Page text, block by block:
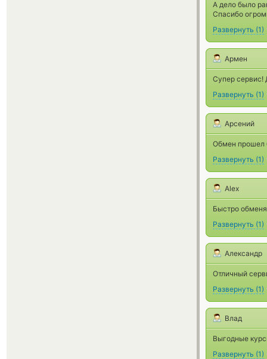
А дело было
Спасибо
Развернуть (1)
Армен
Супер сервис!
Развернуть (1)
Арсений
Обмен прошел
Развернуть (1)
Alex
Быстро
Развернуть (1)
Александр
Отличный
Развернуть (1)
Влад
Выгодные
Развернуть (1)